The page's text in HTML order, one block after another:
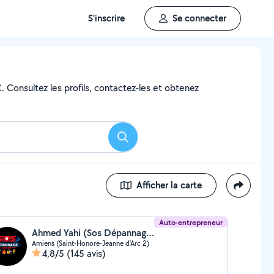
S'inscrire Se connecter
Consultez les profils, contactez-les et obtenez
Rechercher
Afficher la carte
Auto-entrepreneur
Ahmed Yahi (Sos Dépannage Amiens)
Amiens (Saint-Honore-Jeanne d'Arc 2)
4,8/5 (145 avis)